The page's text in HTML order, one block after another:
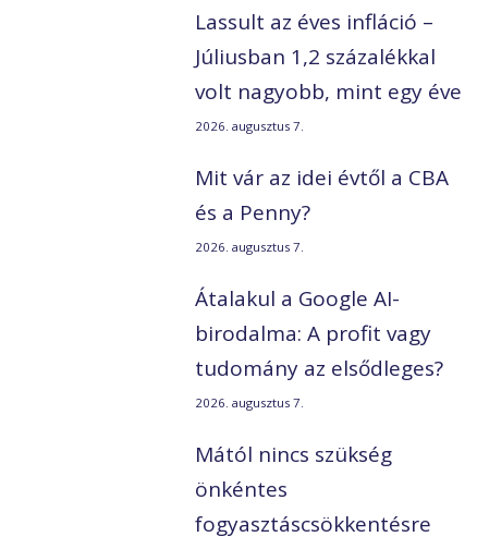
Lassult az éves infláció –
Júliusban 1,2 százalékkal
volt nagyobb, mint egy éve
2026. augusztus 7.
Mit vár az idei évtől a CBA
és a Penny?
2026. augusztus 7.
Átalakul a Google AI-
birodalma: A profit vagy
tudomány az elsődleges?
2026. augusztus 7.
Mától nincs szükség
önkéntes
fogyasztáscsökkentésre